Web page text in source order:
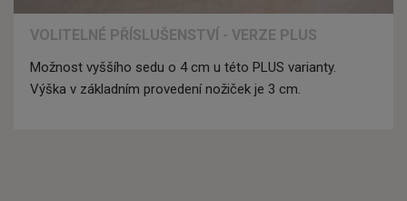
VOLITELNÉ PŘÍSLUŠENSTVÍ - VERZE PLUS
Možnost vyššího sedu o 4 cm u této PLUS varianty.
Výška v základním provedení nožiček je 3 cm.